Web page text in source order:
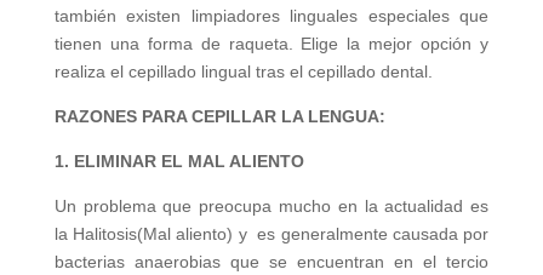
también existen limpiadores linguales especiales que
tienen una forma de raqueta. Elige la mejor opción y
realiza el cepillado lingual tras el cepillado dental.
RAZONES PARA CEPILLAR LA LENGUA:
1. ELIMINAR EL MAL ALIENTO
Un problema que preocupa mucho en la actualidad es
la Halitosis(Mal aliento) y es generalmente causada por
bacterias anaerobias que se encuentran en el tercio